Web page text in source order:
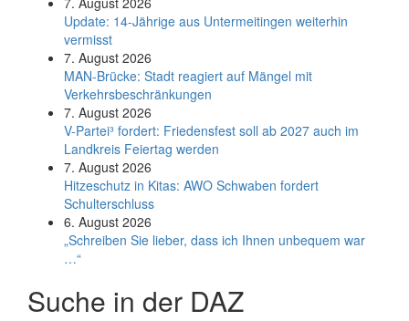
Update: 14-Jährige aus Untermeitingen weiterhin
vermisst
7. August 2026
MAN-Brücke: Stadt reagiert auf Mängel mit
Verkehrsbeschränkungen
7. August 2026
V-Partei­³ fordert: Friedens­fest soll ab 2027 auch im
Land­kreis Feier­tag werden
7. August 2026
Hitzeschutz in Kitas: AWO Schwaben fordert
Schulterschluss
6. August 2026
„Schreiben Sie lieber, dass ich Ihnen unbequem war
…“
Suche in der DAZ